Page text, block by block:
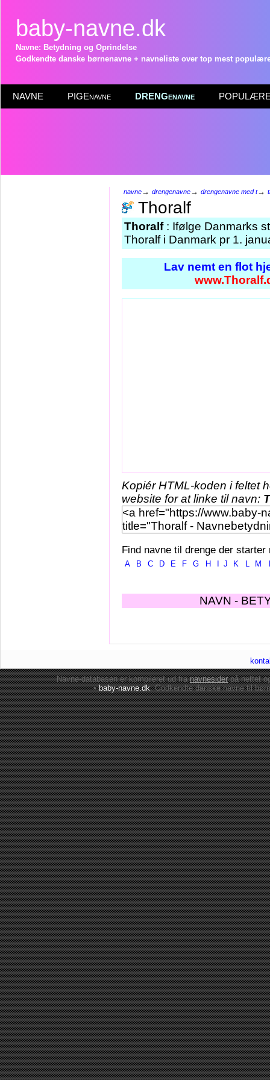
baby-navne.dk
Navne: Betydning og Oprindelse
Godkendte danske børnenavne + navneliste over top mest
NAVNE PIGEnavne DRENGenavne POPULÆRE
navne→ drengenavne→ drengenavne med t→
Thoralf
Thoralf: Ifølge Danmarks
Thoralf i Danmark pr 1.
Lav nemt en flot
Kopiér HTML-koden i feltet
website for at linke til navn:
Find navne til drenge der starter
A B C D E F G H J K L M
NAVN -
Navne-databasen er kompileret ud franavnesiderpå nettet
•baby-navne.dk: Godkendte danskenavne til børn